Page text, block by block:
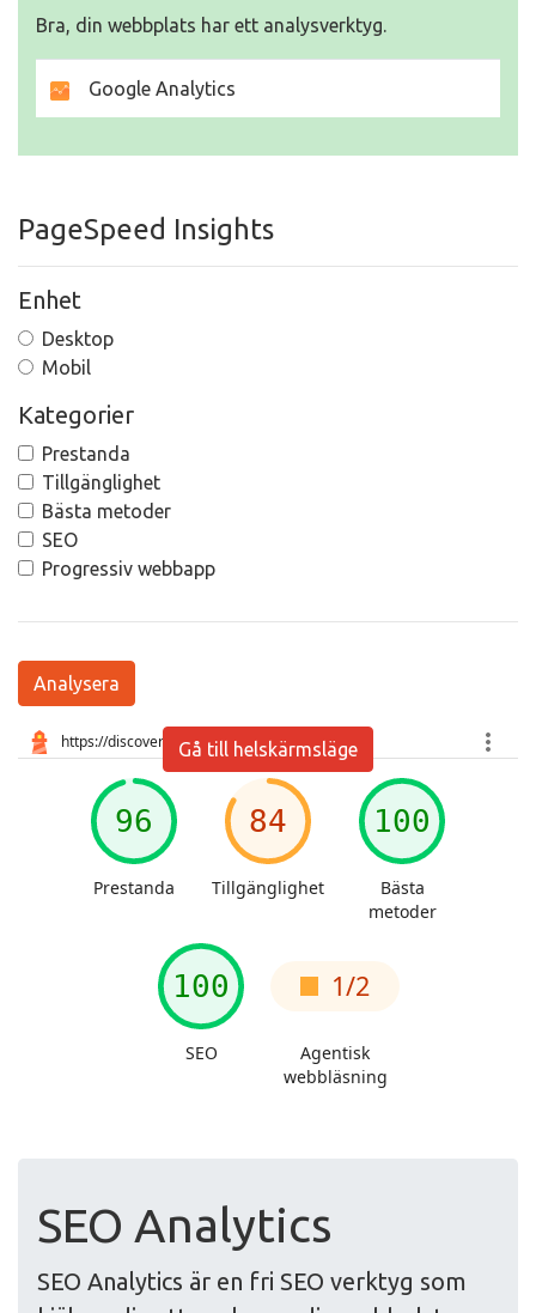
Bra, din webbplats har ett analysverktyg.
Google Analytics
PageSpeed Insights
Enhet
Desktop
Mobil
Kategorier
Prestanda
Tillgänglighet
Bästa metoder
SEO
Progressiv webbapp
Analysera
Gå till helskärmsläge
SEO Analytics
SEO Analytics är en fri SEO verktyg som